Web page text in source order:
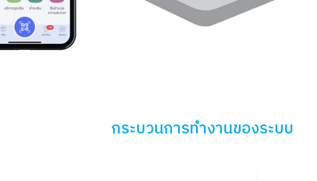
กระบวนการทำงานของระบบ